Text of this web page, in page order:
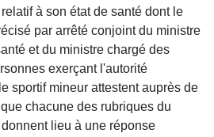
à son état de santé dont le
par arrêté conjoint du ministre
et du ministre chargé des
exerçant l'autorité
sportif mineur attestent auprès de
que chacune des rubriques du
lieu à une réponse